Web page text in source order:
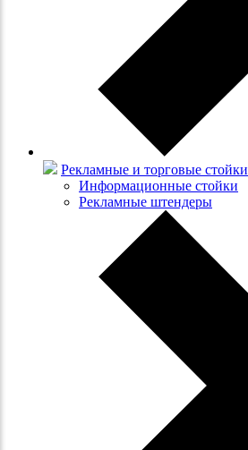
Рекламные и торговые стойки
Информационные стойки
Рекламные штендеры